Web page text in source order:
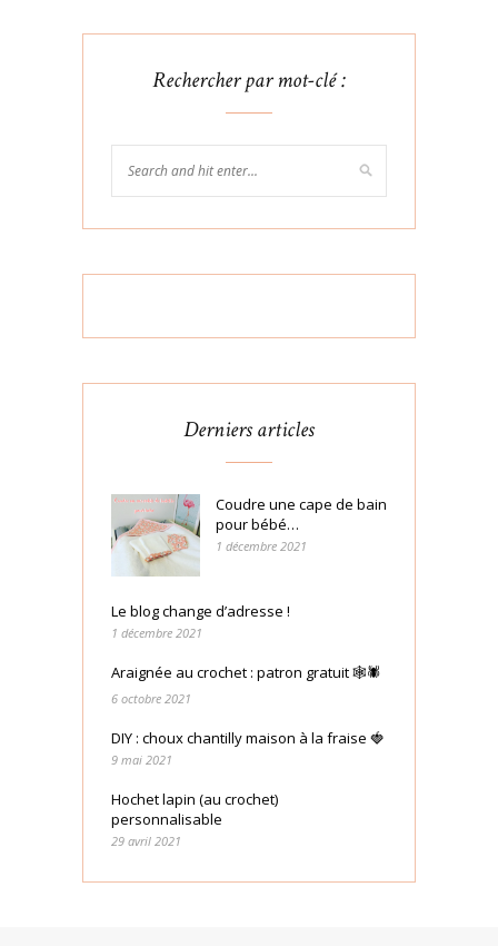
Rechercher par mot-clé :
Derniers articles
Coudre une cape de bain
pour bébé…
1 décembre 2021
Le blog change d’adresse !
1 décembre 2021
Araignée au crochet : patron gratuit 🕸🕷
6 octobre 2021
DIY : choux chantilly maison à la fraise 🍓
9 mai 2021
Hochet lapin (au crochet)
personnalisable
29 avril 2021